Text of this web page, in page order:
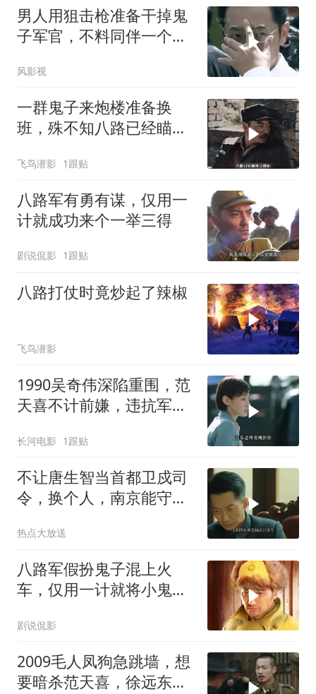
男人用狙击枪准备干掉鬼
子军官，不料同伴一个手
风影视
一群鬼子来炮楼准备换
班，殊不知八路已经瞄准
飞鸟潜影 1跟贴
八路军有勇有谋，仅用一
计就成功来个一举三得
剧说侃影 1跟贴
八路打仗时竟炒起了辣椒
飞鸟潜影
1990吴奇伟深陷重围，范
天喜不计前嫌，违抗军令
长河电影 1跟贴
不让唐生智当首都卫戍司
令，换个人，南京能守住
热点大放送
八路军假扮鬼子混上火
车，仅用一计就将小鬼子
剧说侃影
2009毛人凤狗急跳墙，想
要暗杀范天喜，徐远东硬